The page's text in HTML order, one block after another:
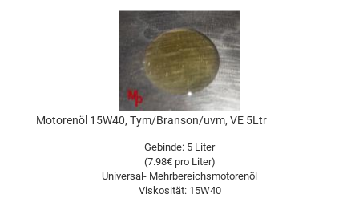
Motorenöl 15W40, Tym/Branson/uvm, VE 5Ltr
Gebinde: 5 Liter
(7.98€ pro Liter)
Universal- Mehrbereichsmotorenöl
Viskosität: 15W40